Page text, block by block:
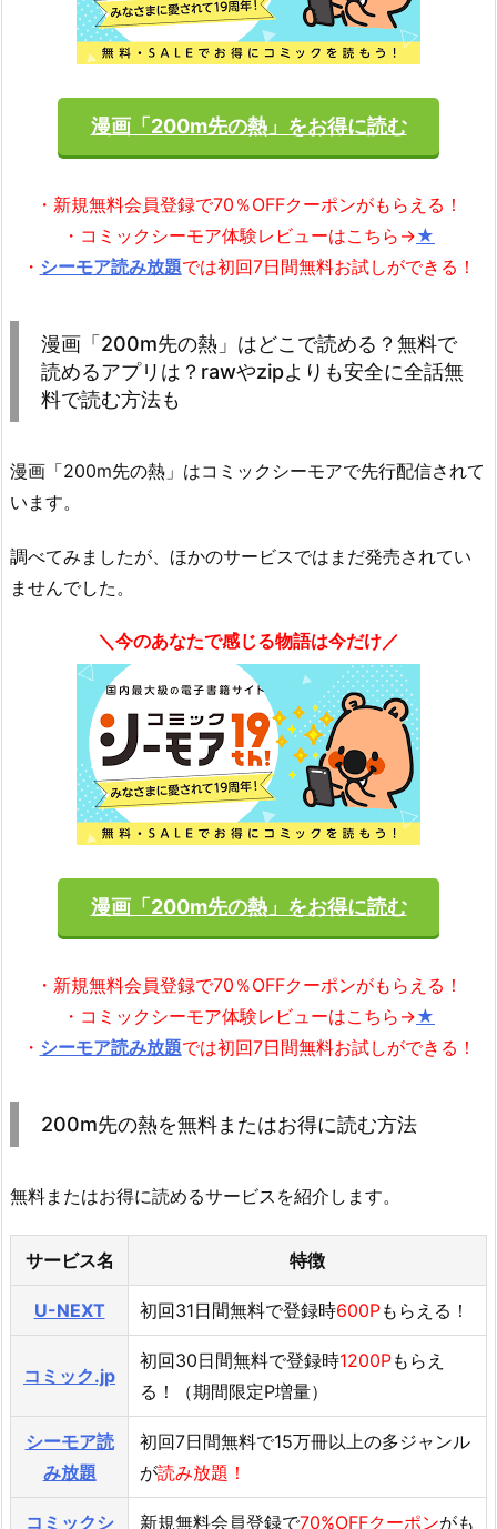
漫画「200m先の熱」をお得に読む
・新規無料会員登録で70％OFFクーポンがもらえる！
・コミックシーモア体験レビューはこちら→★
・ シーモア読み放題では初回7日間無料お試しができる！
漫画「200m先の熱」はどこで読める？無料で
読めるアプリは？rawやzipよりも安全に全話無
料で読む方法も
漫画「200m先の熱」はコミックシーモアで先行配信されて
います。
調べてみましたが、ほかのサービスではまだ発売されてい
ませんでした。
＼今のあなたで感じる物語は今だけ／
漫画「200m先の熱」をお得に読む
・新規無料会員登録で70％OFFクーポンがもらえる！
・コミックシーモア体験レビューはこちら→★
・ シーモア読み放題では初回7日間無料お試しができる！
200m先の熱を無料またはお得に読む方法
無料またはお得に読めるサービスを紹介します。
サービス名 特徴
U-NEXT 初回31日間無料で登録時600Pもらえる！
コミック.jp
初回30日間無料で登録時1200Pもらえ
る！（期間限定P増量）
シーモア読
み放題
初回7日間無料で15万冊以上の多ジャンル
が読み放題！
コミックシ 新規無料会員登録で70%OFFクーポンがも